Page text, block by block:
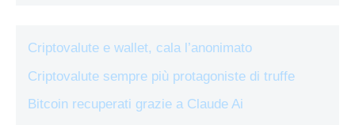
Criptovalute e wallet, cala l’anonimato
Criptovalute sempre più protagoniste di truffe
Bitcoin recuperati grazie a Claude Ai